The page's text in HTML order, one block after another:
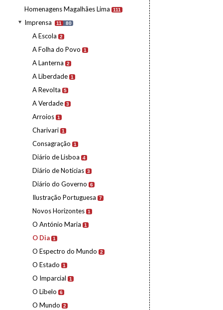
Homenagens Magalhães Lima 111
Imprensa 11 80
A Escola 2
A Folha do Povo 1
A Lanterna 2
A Liberdade 1
A Revolta 5
A Verdade 3
Arroios 1
Charivari 1
Consagração 1
Diário de Lisboa 4
Diário de Notícias 3
Diário do Governo 6
Ilustração Portuguesa 7
Novos Horizontes 1
O António Maria 1
O Dia 1
O Espectro do Mundo 2
O Estado 1
O Imparcial 1
O Libelo 6
O Mundo 2